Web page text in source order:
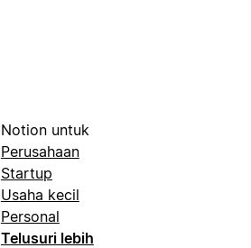
Notion untuk
Perusahaan
Startup
Usaha kecil
Personal
Telusuri lebih